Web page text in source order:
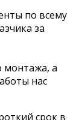
по всему
за
монтажа, а
нас
срок в